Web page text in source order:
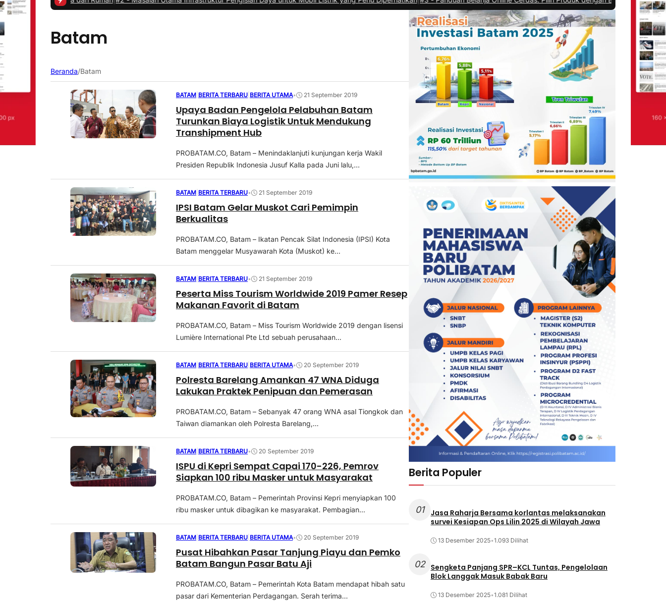
Batam
Beranda/Batam
BATAM BERITA TERBARU BERITA UTAMA• 21 September 2019
Upaya Badan Pengelola Pelabuhan Batam
Turunkan Biaya Logistik Untuk Mendukung
Transhipment Hub
PROBATAM.CO, Batam – Menindaklanjuti kunjungan kerja Wakil
Presiden Republik Indonesia Jusuf Kalla pada Juni lalu,...
BATAM BERITA TERBARU• 21 September 2019
IPSI Batam Gelar Muskot Cari Pemimpin
Berkualitas
PROBATAM.CO, Batam – Ikatan Pencak Silat Indonesia (IPSI) Kota
Batam menggelar Musyawarah Kota (Muskot) ke...
BATAM BERITA TERBARU• 21 September 2019
Peserta Miss Tourism Worldwide 2019 Pamer Resep
Makanan Favorit di Batam
PROBATAM.CO, Batam – Miss Tourism Worldwide 2019 dengan lisensi
Lumière International Pte Ltd sebuah perusahaan...
BATAM BERITA TERBARU BERITA UTAMA• 20 September 2019
Polresta Barelang Amankan 47 WNA Diduga
Lakukan Praktek Penipuan dan Pemerasan
PROBATAM.CO, Batam – Sebanyak 47 orang WNA asal Tiongkok dan
Taiwan diamankan oleh Polresta Barelang,...
BATAM BERITA TERBARU• 20 September 2019
ISPU di Kepri Sempat Capai 170-226, Pemrov
Siapkan 100 ribu Masker untuk Masyarakat
PROBATAM.CO, Batam – Pemerintah Provinsi Kepri menyiapkan 100
ribu masker untuk dibagikan ke masyarakat. Pembagian...
BATAM BERITA TERBARU BERITA UTAMA• 20 September 2019
Pusat Hibahkan Pasar Tanjung Piayu dan Pemko
Batam Bangun Pasar Batu Aji
PROBATAM.CO, Batam – Pemerintah Kota Batam mendapat hibah satu
pasar dari Kementerian Perdagangan. Serah terima...
Berita Populer
01
Jasa Raharja Bersama korlantas melaksanakan
survei Kesiapan Ops Lilin 2025 di Wilayah Jawa
13 Desember 2025•1.093 Dilihat
02
Sengketa Panjang SPR–KCL Tuntas, Pengelolaan
Blok Langgak Masuk Babak Baru
13 Desember 2025•1.081 Dilihat